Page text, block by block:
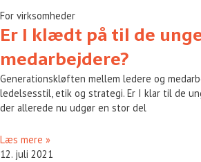
For virksomheder
Er I klædt på til de
medarbejdere?
Generationskløften mellem ledere og
ledelsesstil, etik og strategi. Er I klar til de
der allerede nu udgør en stor del
Læs mere »
12. juli 2021